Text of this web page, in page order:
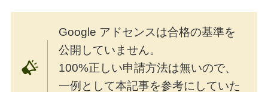
Google アドセンスは合格の基準を
公開していません。
100%正しい申請方法は無いので、
一例として本記事を参考にしていた